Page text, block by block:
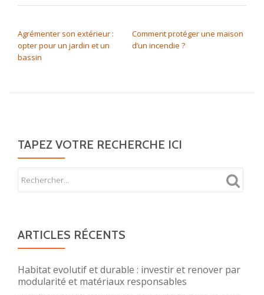
Agrémenter son extérieur :
opter pour un jardin et un
bassin
Comment protéger une maison
d’un incendie ?
TAPEZ VOTRE RECHERCHE ICI
ARTICLES RÉCENTS
Habitat evolutif et durable : investir et renover par
modularité et matériaux responsables